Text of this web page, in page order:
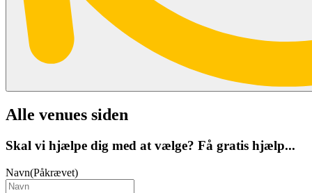
Alle venues siden
Skal vi hjælpe dig med at vælge? Få gratis hjælp...
Navn(Påkrævet)